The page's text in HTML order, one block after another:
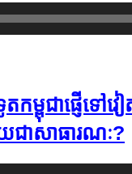
ម្ពុជា​ផ្ញើ​ទៅ​
ជា​សាធារណៈ​?​